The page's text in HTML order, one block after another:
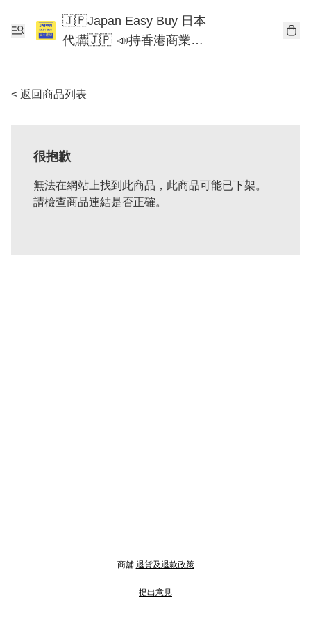
🇯🇵Japan Easy Buy 日本
代購🇯🇵 📣持香港商業登
< 返回商品列表
很抱歉
無法在網站上找到此商品，此商品可能已下架。
請檢查商品連結是否正確。
商舖 退貨及退款政策
提出意見